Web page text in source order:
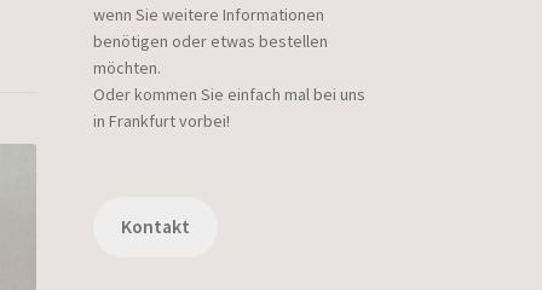
wenn Sie weitere Informationen
benötigen oder etwas bestellen
möchten.
Oder kommen Sie einfach mal bei uns
in Frankfurt vorbei!
Kontakt